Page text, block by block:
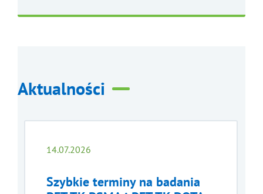
Aktualności
14.07.2026
Szybkie terminy na badania